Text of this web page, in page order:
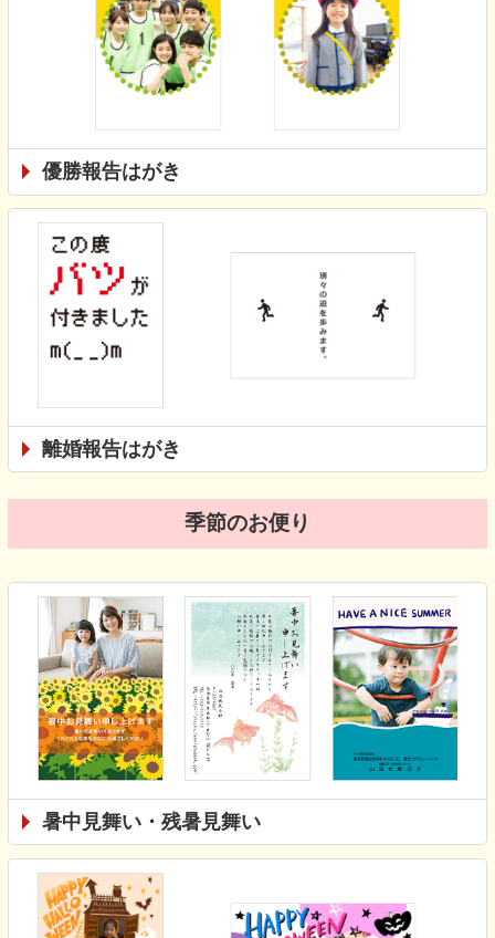
優勝報告はがき
離婚報告はがき
季節のお便り
暑中見舞い・残暑見舞い